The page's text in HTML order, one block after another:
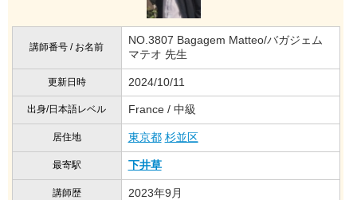
講師番号 / お名前
NO.3807 Bagagem Matteo/バガジェム
マテオ 先生
更新日時 2024/10/11
出身/日本語レベル France / 中級
居住地 東京都 杉並区
最寄駅 下井草
講師歴 2023年9月